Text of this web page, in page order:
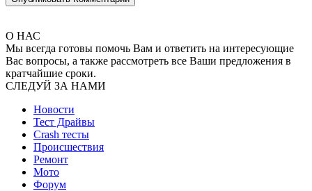
О НАС
Мы всегда готовы помочь Вам и ответить на интересующие
Вас вопросы, а также рассмотреть все Ваши предложения в
кратчайшие сроки.
СЛЕДУЙ ЗА НАМИ
Новости
Тест Драйвы
Crash тесты
Происшествия
Ремонт
Мото
Форум